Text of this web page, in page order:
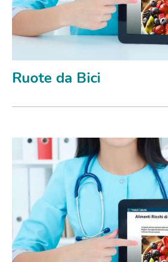
Ruote da Bici